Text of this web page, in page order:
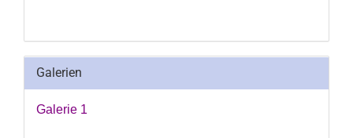
Galerien
Galerie 1